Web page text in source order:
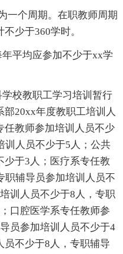
一个周期。在职教师周期
少于360学时。
平均应参加不少于xx学
校教职工学习培训暂行
20xx年度教职工培训人
任教师参加培训人员不少
训人员不少于5人；公共
于3人；医疗系专任教
职辅导员参加培训人员不
训人员不少于8人，专职
口腔医学系专任教师参
员参加培训人员不少于4
员不少于8人，专职辅导